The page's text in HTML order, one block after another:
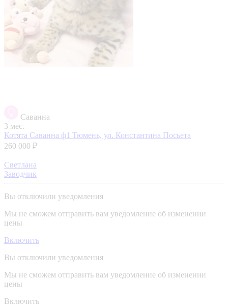
Саванна
3 мес.
Котята Саванна ф1 Тюмень, ул. Константина Посьета
260 000 ₽
Светлана
Заводчик
Вы отключили уведомления
Мы не сможем отправить вам уведомление об изменении
цены
Включить
Вы отключили уведомления
Мы не сможем отправить вам уведомление об изменении
цены
Включить